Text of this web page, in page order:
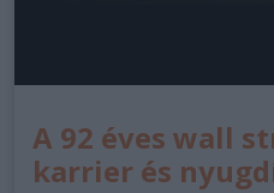
A 92 éves wall
karrier és